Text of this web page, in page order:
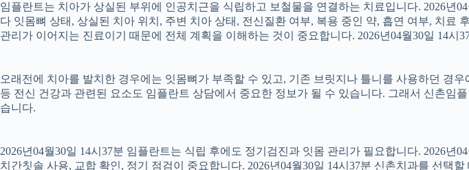
임플란트는 치아가 상실된 부위에 인공치근을 식립하고 보철물을 연결하는 치료입니다. 2026년
다 잇몸뼈 상태, 상실된 치아 위치, 주변 치아 상태, 전신질환 여부, 복용 중인 약, 흡연 여부, 치료
관리가 이어지는 진료이기 때문에 전체 계획을 이해하는 것이 중요합니다. 2026년04월30일 14시
오래전에 치아를 발치한 경우에는 잇몸뼈가 부족할 수 있고, 기존 브릿지나 틀니를 사용하던 경
등 전신 건강과 관련된 요소도 임플란트 상담에서 중요한 정보가 될 수 있습니다. 그래서 신촌
습니다.
2026년04월30일 14시37분 임플란트는 식립 후에도 정기검진과 잇몸 관리가 필요합니다. 2026
치간칫솔 사용, 교합 확인, 정기 점검이 중요합니다. 2026년04월30일 14시37분 신촌치과를 선